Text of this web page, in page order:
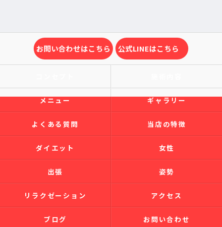
お問い合わせはこちら 公式LINEはこちら
メニュー ギャラリー
よくある質問 当店の特徴
ダイエット 女性
出張 姿勢
リラクゼーション アクセス
ブログ お問い合わせ